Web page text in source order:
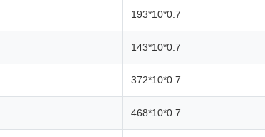
193*10*0.7
143*10*0.7
372*10*0.7
468*10*0.7